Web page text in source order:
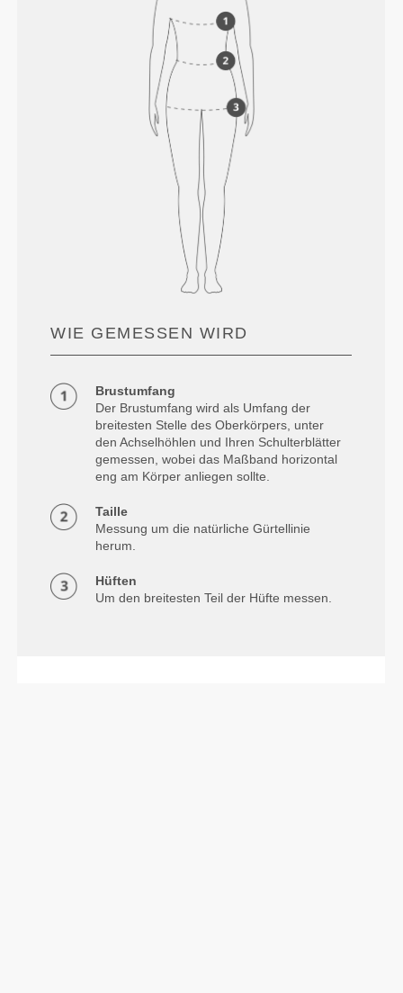
WIE GEMESSEN WIRD
Brustumfang
Der Brustumfang wird als Umfang der
breitesten Stelle des Oberkörpers, unter
den Achselhöhlen und Ihren Schulterblätter
gemessen, wobei das Maßband horizontal
eng am Körper anliegen sollte.
Taille
Messung um die natürliche Gürtellinie
herum.
Hüften
Um den breitesten Teil der Hüfte messen.